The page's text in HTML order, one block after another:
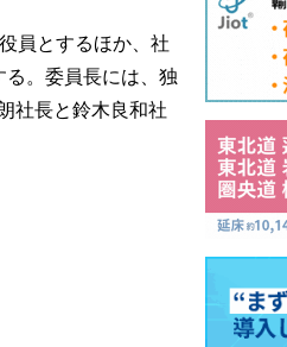
員とするほか、社
。委員長には、独
社長と鈴木良和社